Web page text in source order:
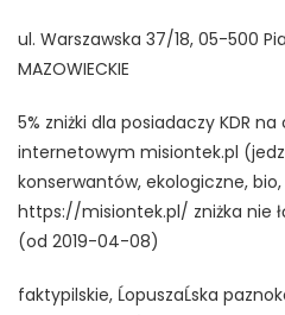
ul. Warszawska 37/18, 05-500
MAZOWIECKIE
5% zniżki dla posiadaczy KDR
internetowym misiontek.pl
konserwantów, ekologiczne,
https://misiontek.pl/ zniżka nie
(od 2019-04-08)
faktypilskie, ĹopuszaĹska